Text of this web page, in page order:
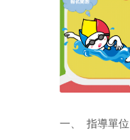
一、 指導單